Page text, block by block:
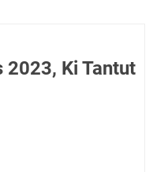
2023, Ki Tantut